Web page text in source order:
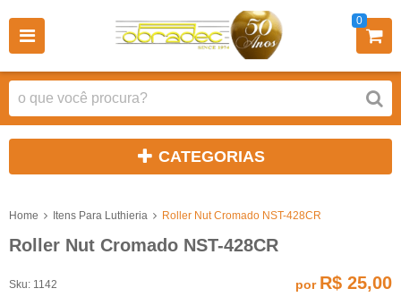
0
CATEGORIAS
Home Itens Para Luthieria Roller Nut Cromado NST-428CR
Roller Nut Cromado NST-428CR
Sku: 1142
por R$ 25,00